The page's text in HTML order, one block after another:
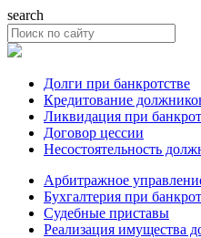
search
Долги при банкротстве
Кредитование
Ликвидация при
Договор цессии
Несостоятельность
Арбитражное
Бухгалтерия при
Судебные приставы
Реализация имущества